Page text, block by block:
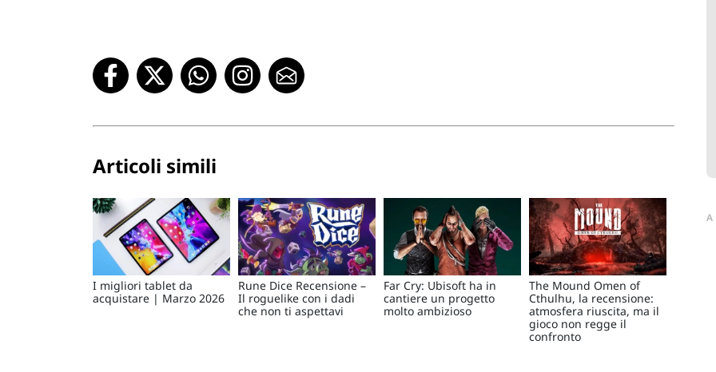
Articoli simili
I migliori tablet da
acquistare | Marzo 2026
Rune Dice Recensione –
Il roguelike con i dadi
che non ti aspettavi
Far Cry: Ubisoft ha in
cantiere un progetto
molto ambizioso
The Mound Omen of
Cthulhu, la recensione:
atmosfera riuscita, ma il
gioco non regge il
confronto